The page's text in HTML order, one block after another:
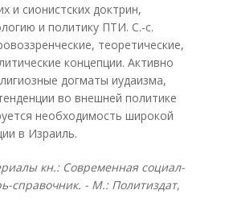
и сионистских доктрин,
и политику ПТИ. С.-с.
теоретические,
концепции. Активно
догматы иудаизма,
во внешней политике
необходимость широкой
в Израиль.
кн.: Современная социал-
справочник. - М.: Политиздат,